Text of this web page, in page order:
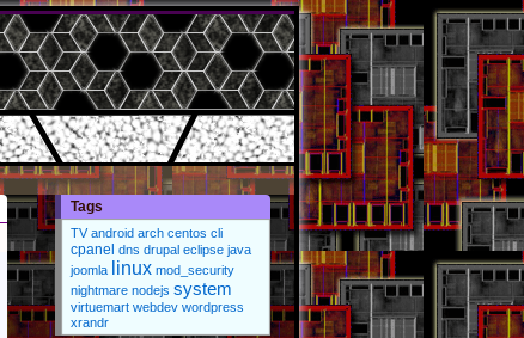
Tags
TV android arch centos cli
cpanel dns drupal eclipse java
joomla
linux mod_security
nightmare nodejs system
virtuemart webdev wordpress
xrandr